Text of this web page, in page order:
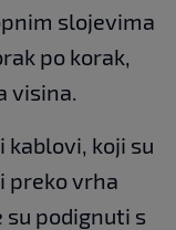
slojevima
po korak,
visina.
koji su
preko vrha
podignuti s